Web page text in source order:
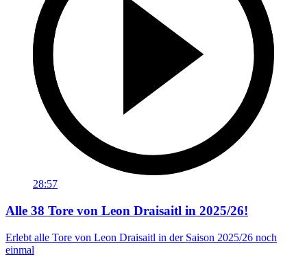
28:57
Alle 38 Tore von Leon Draisaitl in 2025/26!
Erlebt alle Tore von Leon Draisaitl in der Saison 2025/26 noch
einmal